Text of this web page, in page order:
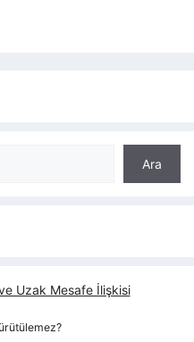
Ara
Uzak Mesafe İlişkisi